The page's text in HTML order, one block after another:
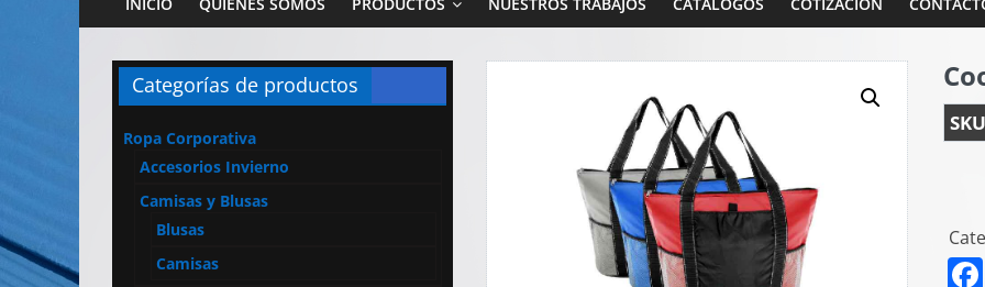
de
Trabajo
Seguridad
Diseño
Categorías de productos
Ropa Corporativa
Accesorios Invierno
Camisas y Blusas
Blusas
Camisas